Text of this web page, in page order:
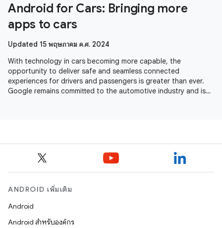
Android for Cars: Bringing more
apps to cars
Updated 15 พฤษภาคม ค.ศ. 2024
With technology in cars becoming more capable, the
opportunity to deliver safe and seamless connected
experiences for drivers and passengers is greater than ever.
Google remains committed to the automotive industry and is
ANDROID เพิ่มเติม
Android
Android สำหรับองค์กร